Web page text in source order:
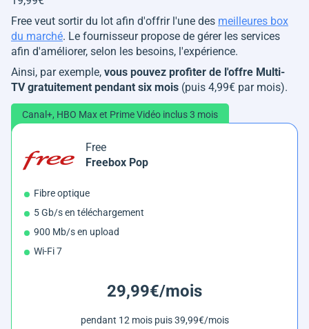
Free veut sortir du lot afin d'offrir l'une des meilleures box
du marché. Le fournisseur propose de gérer les services
afin d'améliorer, selon les besoins, l'expérience.
Ainsi, par exemple, vous pouvez profiter de l'offre Multi-
TV gratuitement pendant six mois (puis 4,99€ par mois).
Canal+, HBO Max et Prime Vidéo inclus 3 mois
Free
Freebox Pop
Fibre optique
5 Gb/s en téléchargement
900 Mb/s en upload
Wi-Fi 7
29,99€/mois
pendant 12 mois puis 39,99€/mois